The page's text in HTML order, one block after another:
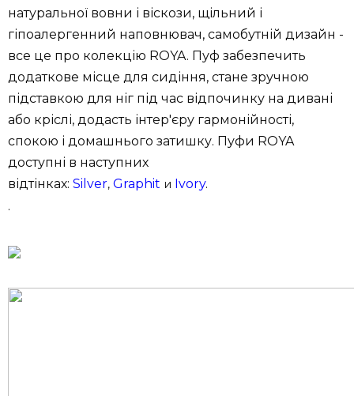
натуральної вовни і віскози, щільний і
гіпоалергенний наповнювач, самобутній дизайн -
все це про колекцію ROYA. Пуф забезпечить
додаткове місце для сидіння, стане зручною
підставкою для ніг під час відпочинку на дивані
або кріслі, додасть інтер'єру гармонійності,
спокою і домашнього затишку. Пуфи ROYA
доступні в наступних
відтінках: Silver, Graphit и Ivory.
.